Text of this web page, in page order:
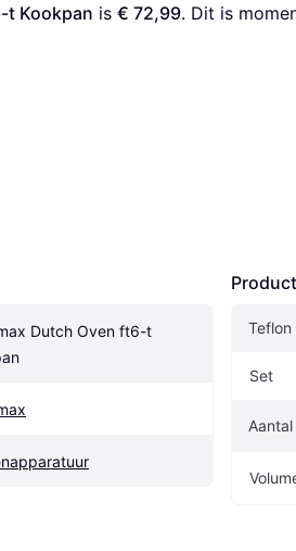
t Kookpan is € 72,99. Dit is
Dutch Oven ft6-t
Set